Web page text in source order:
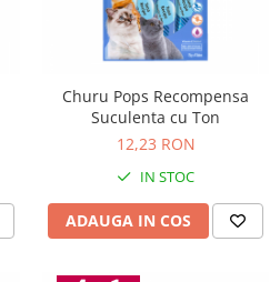
Churu Pops Recompensa
Suculenta cu Ton
12,23 RON
IN STOC
ADAUGA IN COS